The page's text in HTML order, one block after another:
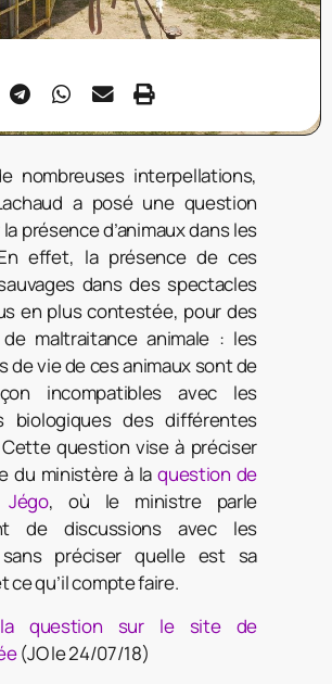
nombreuses interpellations,
a posé une question
présence d’animaux dans les
effet, la présence de ces
dans des spectacles
en plus contestée, pour des
maltraitance animale : les
de vie de ces animaux sont de
incompatibles avec les
biologiques des différentes
question vise à préciser
du ministère à laquestion de
, où le ministre parle
de discussions avec les
préciser quelle est sa
ce qu’il compte faire.
question sur le site de
(JO le 24/07/18)